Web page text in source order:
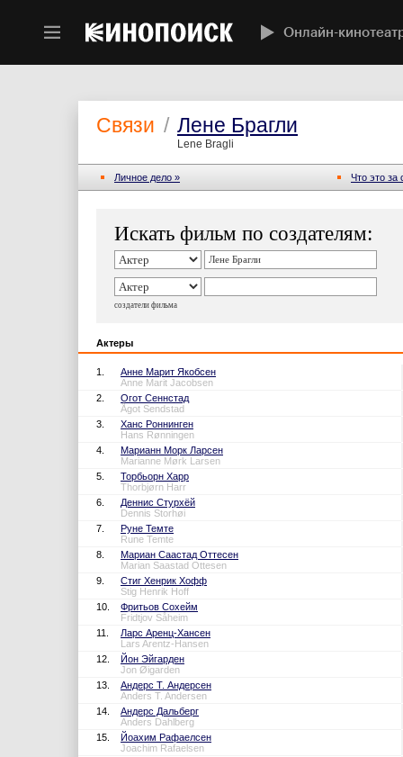
Онлайн-
Связи / Лене Брагли
Lene Bragli
Личное дело » Что это за
Искать фильм по создателям:
создатели фильма
Актеры
1.
Анне Марит Якобсен
Anne Marit Jacobsen
2.
Огот Сеннстад
Ågot Sendstad
3.
Ханс Роннинген
Hans Rønningen
4.
Марианн Морк Ларсен
Marianne Mørk Larsen
5.
Торбьорн Харр
Thorbjørn Harr
6.
Деннис Стурхёй
Dennis Storhøi
7.
Руне Темте
Rune Temte
8.
Мариан Саастад Оттесен
Marian Saastad Ottesen
9.
Стиг Хенрик Хофф
Stig Henrik Hoff
10.
Фритьов Сохейм
Fridtjov Såheim
11.
Ларс Аренц-Хансен
Lars Arentz-Hansen
12.
Йон Эйгарден
Jon Øigarden
13.
Андерс Т. Андерсен
Anders T. Andersen
14.
Андерс Дальберг
Anders Dahlberg
15.
Йоахим Рафаелсен
Joachim Rafaelsen